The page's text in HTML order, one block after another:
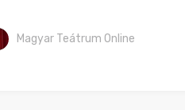
Magyar Teátrum Online